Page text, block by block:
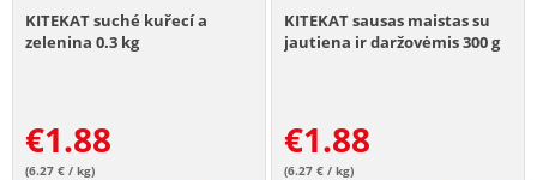
KITEKAT suché kuřecí a
zelenina 0.3 kg
€1.88
(6.27 € / kg)
KITEKAT sausas maistas su
jautiena ir daržovėmis 300 g
€1.88
(6.27 € / kg)